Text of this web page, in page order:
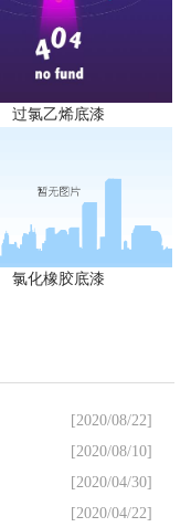
过氯乙烯底漆
氯化橡胶底漆
[2020/08/22]
[2020/08/10]
[2020/04/30]
[2020/04/22]